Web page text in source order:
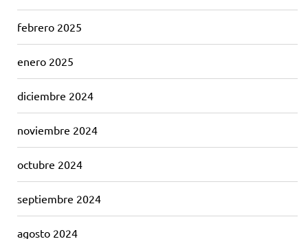
febrero 2025
enero 2025
diciembre 2024
noviembre 2024
octubre 2024
septiembre 2024
agosto 2024